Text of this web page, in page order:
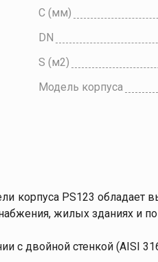
C (мм)
DN
S (м2)
Модель корпуса
корпуса PS123 обладает
жилых зданиях и
с двойной стенкой (AISI